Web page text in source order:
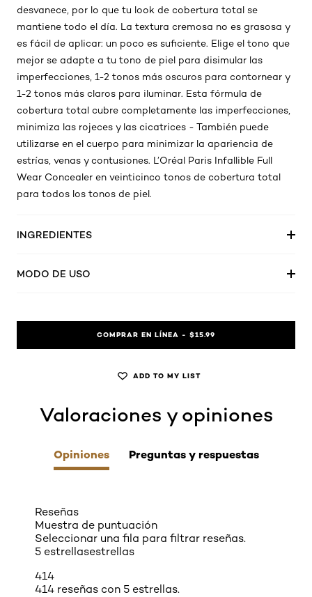
desvanece, por lo que tu look de cobertura total se
mantiene todo el día. La textura cremosa no es grasosa y
es fácil de aplicar: ​un poco es suficiente. Elige el tono que
mejor se adapte a tu tono de piel para disimular las
imperfecciones, 1-2 tonos más oscuros para contornear y
1-2 tonos más claros para iluminar. Esta fórmula de
cobertura total cubre completamente las imperfecciones,
minimiza las rojeces y las cicatrices - También puede
utilizarse en el cuerpo para minimizar la apariencia de
estrías, venas y contusiones. L’Oréal Paris Infallible Full
Wear Concealer en veinticinco tonos de cobertura total
para todos los tonos de piel.
INGREDIENTES
MODO DE USO
COMPRAR EN LÍNEA - $15.99
ADD TO MY LIST
skip tab component
Valoraciones y opiniones
Opiniones Preguntas y respuestas
Reseñas
Muestra de puntuación
Seleccionar una fila para filtrar reseñas.
5 estrellasestrellas
414
414 reseñas con 5 estrellas.